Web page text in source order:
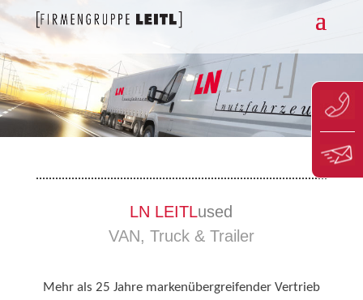
LN LEITLused
VAN, Truck & Trailer
Mehr als 25 Jahre markenübergreifender Vertrieb